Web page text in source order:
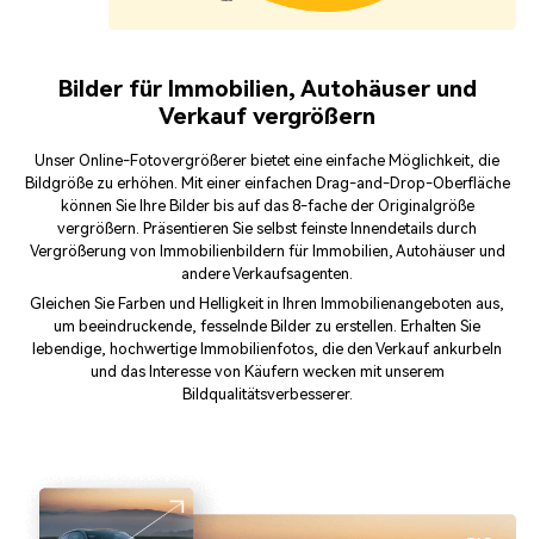
Bilder für Immobilien, Autohäuser und
Verkauf vergrößern
Unser Online-Fotovergrößerer bietet eine einfache Möglichkeit, die
Bildgröße zu erhöhen. Mit einer einfachen Drag-and-Drop-Oberfläche
können Sie Ihre Bilder bis auf das 8-fache der Originalgröße
vergrößern. Präsentieren Sie selbst feinste Innendetails durch
Vergrößerung von Immobilienbildern für Immobilien, Autohäuser und
andere Verkaufsagenten.
Gleichen Sie Farben und Helligkeit in Ihren Immobilienangeboten aus,
um beeindruckende, fesselnde Bilder zu erstellen. Erhalten Sie
lebendige, hochwertige Immobilienfotos, die den Verkauf ankurbeln
und das Interesse von Käufern wecken mit unserem
Bildqualitätsverbesserer.